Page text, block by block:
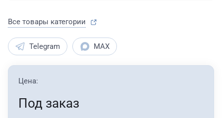
Все товары категории
Telegram MAX
Цена:
Под заказ